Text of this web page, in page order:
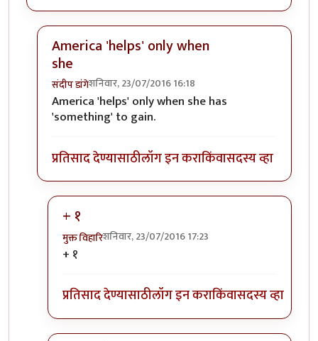
America 'helps' only when
she
संदीप डांगेशनिवार, 23/07/2016 16:18
In reply toएक सुधारणाbyअभिजीत अवलिया
America 'helps' only when she has
'something' to gain.
प्रतिसाद देण्यासाठीलॉग इन कराकिंवासदस्य व्हा
+ १
मुक्त विहारिशनिवार, 23/07/2016 17:23
In reply to
+ १
प्रतिसाद देण्यासाठीलॉग इन कराकिंवासदस्य व्हा